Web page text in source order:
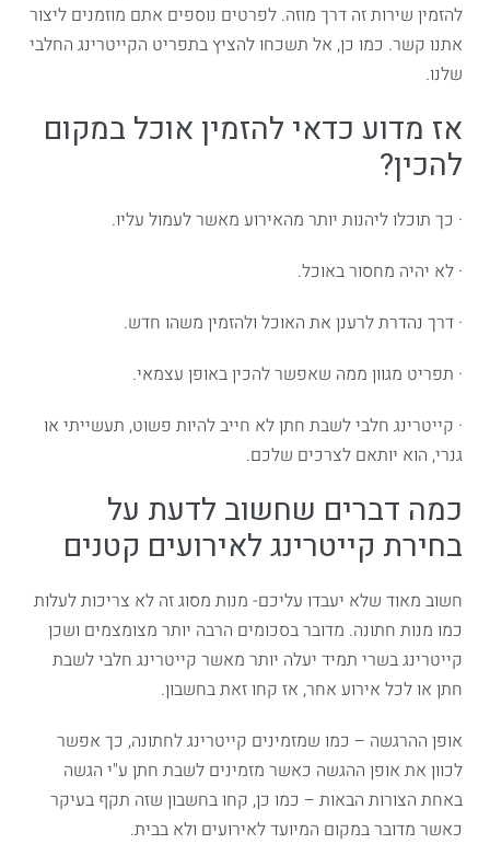
להזמין שירות זה דרך מוזה. לפרטים נוספים אתם מוזמנים ליצור
אתנו קשר. כמו כן, אל תשכחו להציץ בתפריט הקייטרינג החלבי
שלנו.
אז מדוע כדאי להזמין אוכל במקום
להכין?
· כך תוכלו ליהנות יותר מהאירוע מאשר לעמול עליו.
· לא יהיה מחסור באוכל.
· דרך נהדרת לרענן את האוכל ולהזמין משהו חדש.
· תפריט מגוון ממה שאפשר להכין באופן עצמאי.
· קייטרינג חלבי לשבת חתן לא חייב להיות פשוט, תעשייתי או
גנרי, הוא יותאם לצרכים שלכם.
כמה דברים שחשוב לדעת על
בחירת קייטרינג לאירועים קטנים
חשוב מאוד שלא יעבדו עליכם- מנות מסוג זה לא צריכות לעלות
כמו מנות חתונה. מדובר בסכומים הרבה יותר מצומצמים ושכן
קייטרינג בשרי תמיד יעלה יותר מאשר קייטרינג חלבי לשבת
חתן או לכל אירוע אחר, אז קחו זאת בחשבון.
אופן ההרגשה – כמו שמזמינים קייטרינג לחתונה, כך אפשר
לכוון את אופן ההגשה כאשר מזמינים לשבת חתן ע"י הגשה
באחת הצורות הבאות – כמו כן, קחו בחשבון שזה תקף בעיקר
כאשר מדובר במקום המיועד לאירועים ולא בבית.